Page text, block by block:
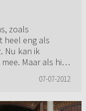
zoals
heel eng als
Nu kan ik
Maar als hij
07-07-2012